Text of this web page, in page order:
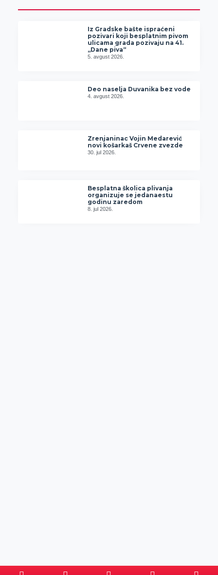
Iz Gradske bašte ispraćeni
pozivari koji besplatnim pivom
ulicama grada pozivaju na 41.
„Dane piva“
5. avgust 2026.
Deo naselja Duvanika bez vode
4. avgust 2026.
Zrenjaninac Vojin Medarević
novi košarkaš Crvene zvezde
30. jul 2026.
Besplatna školica plivanja
organizuje se jedanaestu
godinu zaredom
8. jul 2026.